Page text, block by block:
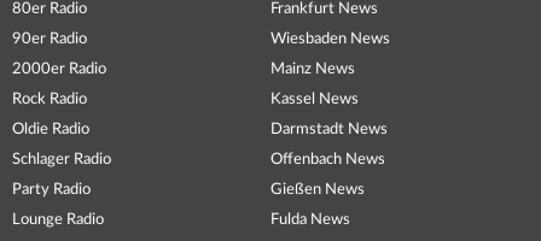
80er Radio
90er Radio
2000er Radio
Rock Radio
Oldie Radio
Schlager Radio
Party Radio
Lounge Radio
Frankfurt News
Wiesbaden News
Mainz News
Kassel News
Darmstadt News
Offenbach News
Gießen News
Fulda News